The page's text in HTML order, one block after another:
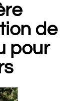
de
pour